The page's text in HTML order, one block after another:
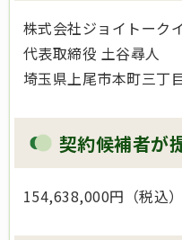
株式会社ジョイトーク
代表取締役 土谷尋人
埼玉県上尾市本町三丁
契約候補者が
154,638,000円（税込）